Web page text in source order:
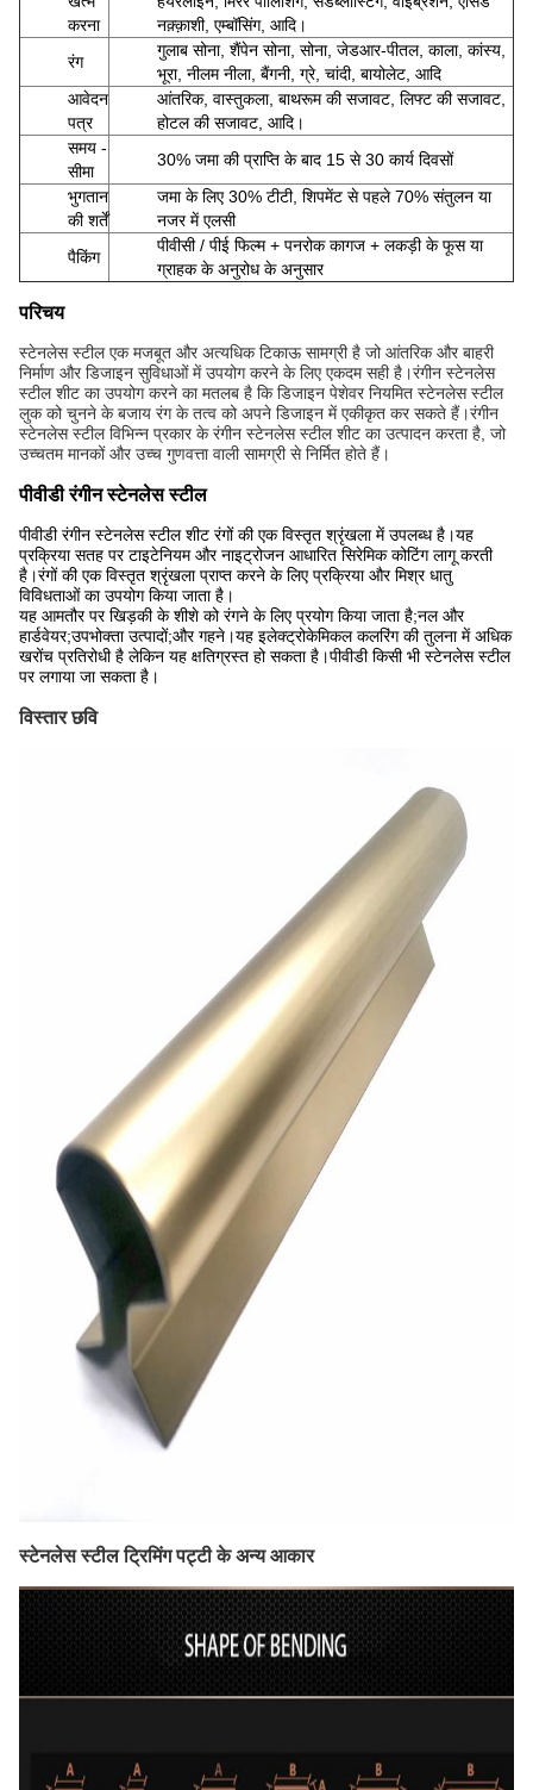
करना
नक़्क़ाशी, एम्बॉसिंग, आदि।
रंग
गुलाब सोना, शैंपेन सोना, सोना, जेडआर-पीतल, काला, कांस्य,
भूरा, नीलम नीला, बैंगनी, ग्रे, चांदी, बायोलेट, आदि
आवेदन
पत्र
आंतरिक, वास्तुकला, बाथरूम की सजावट, लिफ्ट की सजावट,
होटल की सजावट, आदि।
समय -
सीमा
30% जमा की प्राप्ति के बाद 15 से 30 कार्य दिवसों
भुगतान
की शर्तें
जमा के लिए 30% टीटी, शिपमेंट से पहले 70% संतुलन या
नजर में एलसी
पैकिंग
पीवीसी / पीई फिल्म + पनरोक कागज + लकड़ी के फूस या
ग्राहक के अनुरोध के अनुसार
परिचय
स्टेनलेस स्टील एक मजबूत और अत्यधिक टिकाऊ सामग्री है जो आंतरिक और बाहरी
निर्माण और डिजाइन सुविधाओं में उपयोग करने के लिए एकदम सही है।रंगीन स्टेनलेस
स्टील शीट का उपयोग करने का मतलब है कि डिजाइन पेशेवर नियमित स्टेनलेस स्टील
लुक को चुनने के बजाय रंग के तत्व को अपने डिजाइन में एकीकृत कर सकते हैं।रंगीन
स्टेनलेस स्टील विभिन्न प्रकार के रंगीन स्टेनलेस स्टील शीट का उत्पादन करता है, जो
उच्चतम मानकों और उच्च गुणवत्ता वाली सामग्री से निर्मित होते हैं।
पीवीडी रंगीन स्टेनलेस स्टील
पीवीडी रंगीन स्टेनलेस स्टील शीट रंगों की एक विस्तृत श्रृंखला में उपलब्ध है।यह
प्रक्रिया सतह पर टाइटेनियम और नाइट्रोजन आधारित सिरेमिक कोटिंग लागू करती
है।रंगों की एक विस्तृत श्रृंखला प्राप्त करने के लिए प्रक्रिया और मिश्र धातु
विविधताओं का उपयोग किया जाता है।
यह आमतौर पर खिड़की के शीशे को रंगने के लिए प्रयोग किया जाता है;नल और
हार्डवेयर;उपभोक्ता उत्पादों;और गहने।यह इलेक्ट्रोकेमिकल कलरिंग की तुलना में अधिक
खरोंच प्रतिरोधी है लेकिन यह क्षतिग्रस्त हो सकता है।पीवीडी किसी भी स्टेनलेस स्टील
पर लगाया जा सकता है।
विस्तार छवि
स्टेनलेस स्टील ट्रिमिंग पट्टी के अन्य आकार